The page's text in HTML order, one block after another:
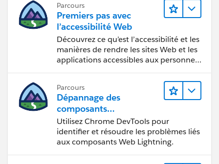
Parcours
Premiers pas avec
l’accessibilité Web
Découvrez ce qu’est l’accessibilité et les
manières de rendre les sites Web et les
applications accessibles aux personnes
Parcours
Dépannage des
composants
Web Lightning
Utilisez Chrome DevTools pour
identifier et résoudre les problèmes liés
aux composants Web Lightning.